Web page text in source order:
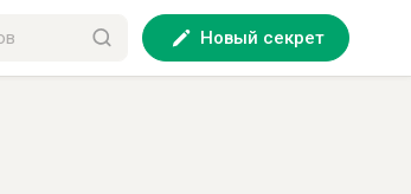
Новый секрет